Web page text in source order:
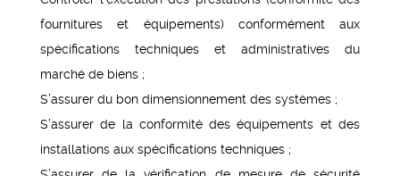
fournitures et équipements) conformément aux
spécifications techniques et administratives du
marché de biens ;
S’assurer du bon dimensionnement des systèmes ;
S’assurer de la conformité des équipements et des
installations aux spécifications techniques ;